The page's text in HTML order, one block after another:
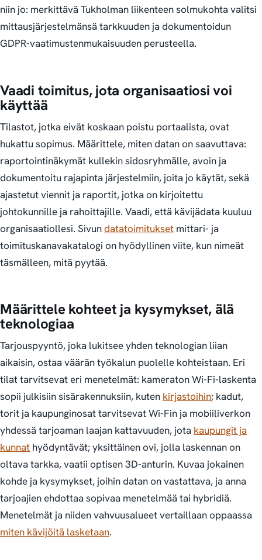
niin jo: merkittävä Tukholman liikenteen solmukohta valitsi
mittausjärjestelmänsä tarkkuuden ja dokumentoidun
GDPR-vaatimustenmukaisuuden perusteella.
Vaadi toimitus, jota organisaatiosi voi
käyttää
Tilastot, jotka eivät koskaan poistu portaalista, ovat
hukattu sopimus. Määrittele, miten datan on saavuttava:
raportointinäkymät kullekin sidosryhmälle, avoin ja
dokumentoitu rajapinta järjestelmiin, joita jo käytät, sekä
ajastetut viennit ja raportit, jotka on kirjoitettu
johtokunnille ja rahoittajille. Vaadi, että kävijädata kuuluu
organisaatiollesi. Sivundatatoimitukset mittari- ja
toimituskanavakatalogi on hyödyllinen viite, kun nimeät
täsmälleen, mitä pyytää.
Määrittele kohteet ja kysymykset, älä
teknologiaa
Tarjouspyyntö, joka lukitsee yhden teknologian liian
aikaisin, ostaa väärän työkalun puolelle kohteistaan. Eri
tilat tarvitsevat eri menetelmät: kameraton Wi-Fi-laskenta
sopii julkisiin sisärakennuksiin, kuten kirjastoihin; kadut,
torit ja kaupunginosat tarvitsevat Wi-Fin ja mobiiliverkon
yhdessä tarjoaman laajan kattavuuden, jota kaupungit ja
kunnat hyödyntävät; yksittäinen ovi, jolla laskennan on
oltava tarkka, vaatii optisen 3D-anturin. Kuvaa jokainen
kohde ja kysymykset, joihin datan on vastattava, ja anna
tarjoajien ehdottaa sopivaa menetelmää tai hybridiä.
Menetelmät ja niiden vahvuusalueet vertaillaan oppaassa
miten kävijöitä lasketaan.